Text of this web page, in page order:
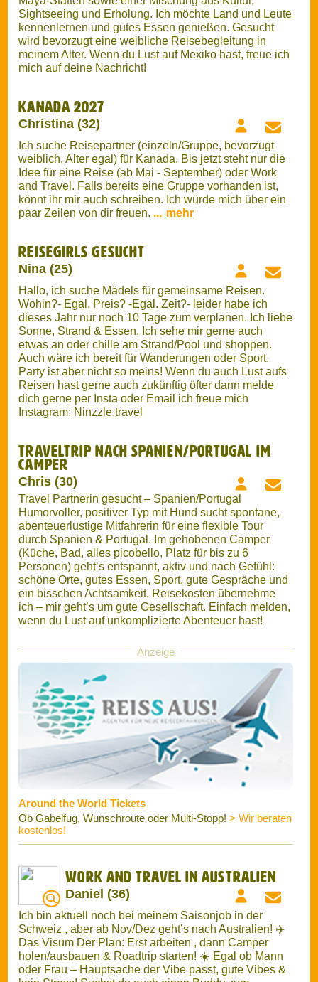
Kanada 2027
Christina (32)
Ich suche Reisepartner (einzeln/Gruppe, bevorzugt
weiblich, Alter egal) für Kanada. Bis jetzt steht nur die
Idee für eine Reise (ab Mai - September) oder Work
paar Zeilen von dir freuen.
Reisegirls gesucht
Nina (25)
Hallo, ich suche Mädels für gemeinsame Reisen.
Wohin?- Egal, Preis? -Egal. Zeit?- leider habe ich
dieses Jahr nur noch 10 Tage zum verplanen. Ich liebe
Sonne, Strand & Essen. Ich sehe mir gerne auch
Party ist aber nicht so meins! Wenn du auch Lust aufs
Reisen hast gerne auch zukünftig öfter dann melde
dich gerne per Insta oder Email ich freue mich
Instagram: Ninzzle.travel
Traveltrip nach Spanien/Portugal im
Camper
Chris (30)
Travel Partnerin gesucht – Spanien/Portugal
Humorvoller, positiver Typ mit Hund sucht spontane,
abenteuerlustige Mitfahrerin für eine flexible Tour
durch Spanien & Portugal. Im gehobenen Camper
(Küche, Bad, alles picobello, Platz für bis zu 6
schöne Orte, gutes Essen, Sport, gute Gespräche und
ein bisschen Achtsamkeit. Reisekosten übernehme
ich – mir geht’s um gute Gesellschaft. Einfach melden,
wenn du Lust auf unkomplizierte Abenteuer hast!
Anzeige
Ob Gabelfug, Wunschroute oder Multi-Stopp!
kostenlos!
Work and Travel in Australien
Daniel (36)
Ich bin aktuell noch bei meinem Saisonjob in der
Schweiz , aber ab Nov/Dez geht’s nach Australien! ✈️
Das Visum ​Der Plan: Erst arbeiten , dann Camper
holen/ausbauen & Roadtrip starten! ☀️ ​Egal ob Mann
oder Frau – Hauptsache der Vibe passt, gute Vibes &
kein Stress! Suchst du auch einen Buddy zum
Arbeiten oder Reisen? ​Mehr Infos findest du auf
meiner Detail-Seite oder schreib mir auf Insta:
daniel_h_90x ... mehr
Work & Travel Australien
November 2026
Lucia (20)
Heyy ich heiße Lucia, bin 20 Jahre alt und suche für
Work & Travel in Australien (November 2026) noch ein
Travel-Buddy ☺️ Angesetzt sind ca. 6 Monate (plus
minus je nachdem wie lange es mich hält) In der Zeit
möchte ich gerne Ost-, West-, und Nord Australien